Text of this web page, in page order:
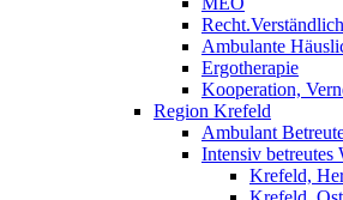
Ambulante
Ergotherapie
Kooperation,
Region Krefeld
Ambulant
Intensiv betreutes
Krefeld,